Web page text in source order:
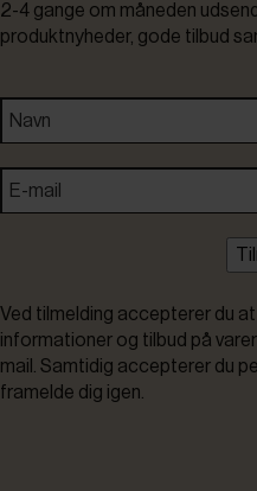
2-4 gange om måneden
produktnyheder, gode tilbud
Ved tilmelding accepterer du
informationer og tilbud på
mail. Samtidig accepterer du
framelde dig igen.